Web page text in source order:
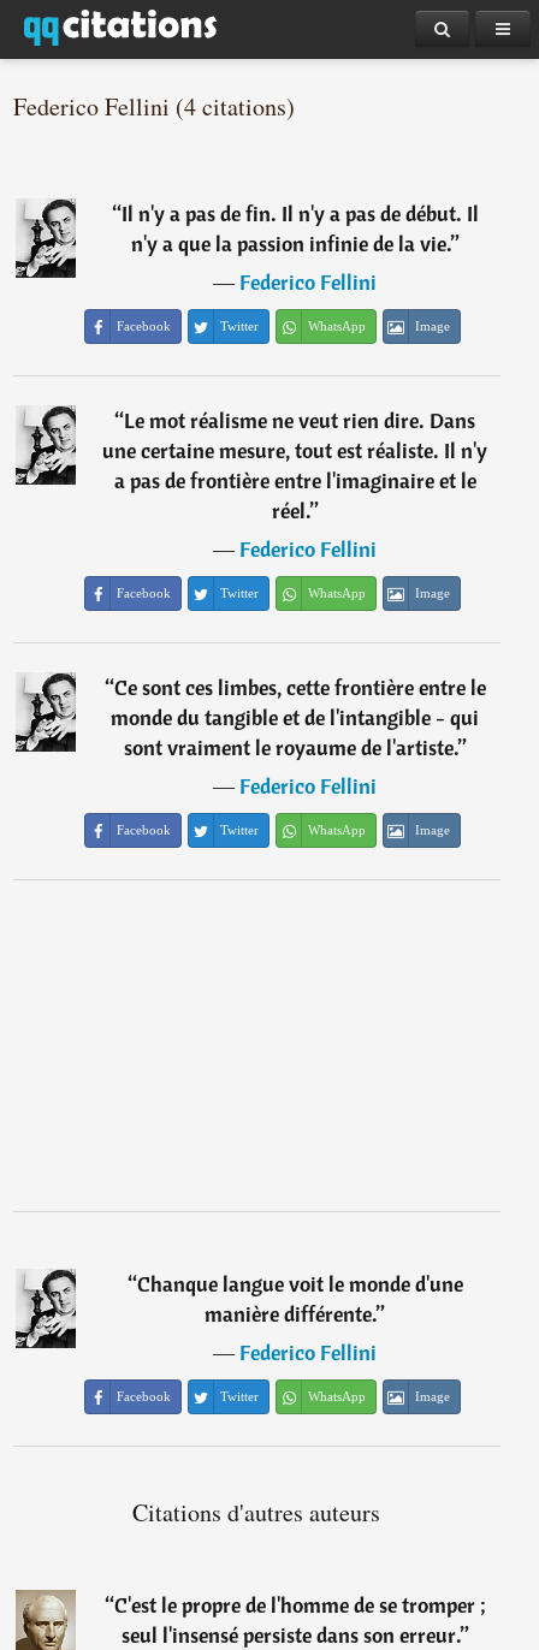
Federico Fellini (4 citations)
“Il n'y a pas de fin. Il n'y a pas de début. Il
n'y a que la passion infinie de la vie.”
―Federico Fellini
Facebook Twitter WhatsApp Image
“Le mot réalisme ne veut rien dire. Dans
une certaine mesure, tout est réaliste. Il n'y
a pas de frontière entre l'imaginaire et le
réel.”
―Federico Fellini
Facebook Twitter WhatsApp Image
“Ce sont ces limbes, cette frontière entre le
monde du tangible et de l'intangible - qui
sont vraiment le royaume de l'artiste.”
―Federico Fellini
Facebook Twitter WhatsApp Image
“Chanque langue voit le monde d'une
manière différente.”
―Federico Fellini
Facebook Twitter WhatsApp Image
Citations d'autres auteurs
“C'est le propre de l'homme de se tromper ;
seul l'insensé persiste dans son erreur.”